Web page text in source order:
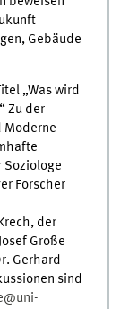
Gebäude
„Was wird
Zu der
Moderne
Soziologe
Forscher
der
Große
Gerhard
sind